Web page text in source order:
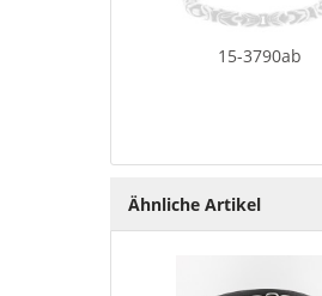
15-3790ab
Ähnliche Artikel